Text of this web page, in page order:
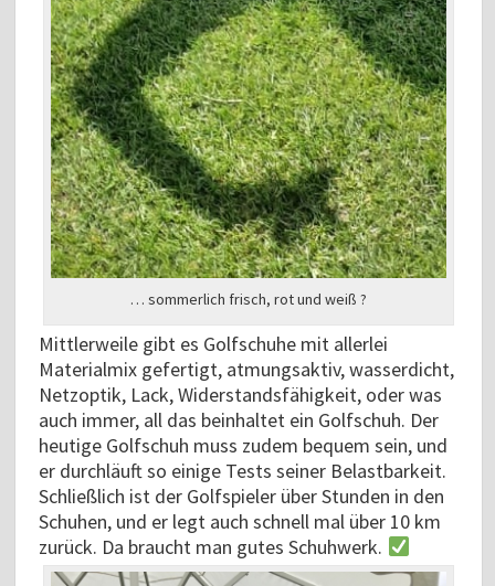
… sommerlich frisch, rot und weiß ?
Mittlerweile gibt es Golfschuhe mit allerlei
Materialmix gefertigt, atmungsaktiv, wasserdicht,
Netzoptik, Lack, Widerstandsfähigkeit, oder was
auch immer, all das beinhaltet ein Golfschuh. Der
heutige Golfschuh muss zudem bequem sein, und
er durchläuft so einige Tests seiner Belastbarkeit.
Schließlich ist der Golfspieler über Stunden in den
Schuhen, und er legt auch schnell mal über 10 km
zurück. Da braucht man gutes Schuhwerk.